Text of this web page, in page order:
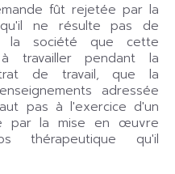
fût rejetée par la
ne résulte pas de
la société que cette
travailler pendant la
de travail, que la
adressée
pas à l'exercice d'un
par la mise en œuvre
thérapeutique qu'il